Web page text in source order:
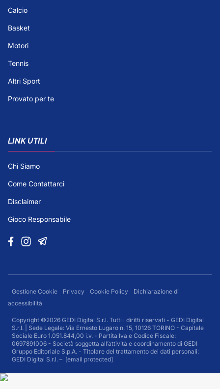
Calcio
Basket
Motori
Tennis
Altri Sport
Provato per te
LINK UTILI
Chi Siamo
Come Contattarci
Disclaimer
Gioco Responsabile
Gestione Cookie Privacy Cookie Policy
Dichiarazione di
accessibilità
Copyright ©2026 GEDI Digital S.r.l. Tutti i diritti riservati - GEDI Digital
S.r.l. | Sede Legale: Via Ernesto Lugaro n. 15, 10126 TORINO - Capitale
Sociale Euro 1.051.844,00 i.v. - Partita Iva e Codice Fiscale:
0697891006 - Società soggetta all’attività e coordinamento di GEDI
Gruppo Editoriale S.p.A. - Titolare del trattamento dei dati personali:
GEDI Digital S.r.l. – [email protected]